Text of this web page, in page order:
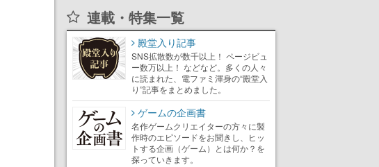
連載・特集一覧
殿堂入り記事
SNS拡散数が数千以上！ ページビュ
ー数万以上！ などなど。多くの人々
に読まれた、電ファミ渾身の“殿堂入
り”記事をまとめました。
ゲームの企画書
名作ゲームクリエイターの方々に製
作時のエピソードをお聞きし、ヒッ
トする企画（ゲーム）とは何か？を
探っていきます。